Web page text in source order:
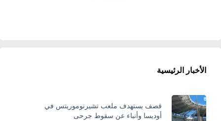
الأخبار الرئيسية
قصف يستهدف ملعب تشيرنوموريتس في
أوديسا وأنباء عن سقوط جرحى